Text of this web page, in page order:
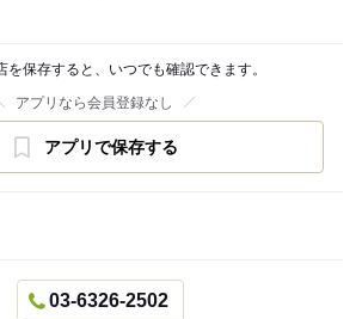
を保存すると、いつでも確認できます。
アプリなら会員登録なし
アプリで保存する
03-6326-2502